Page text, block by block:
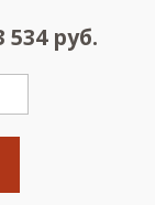
534 руб.